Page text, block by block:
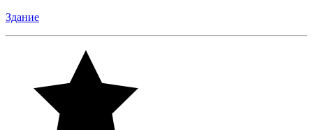
Здание